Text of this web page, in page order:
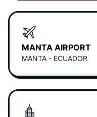
MANTA AIRPORT
MANTA - ECUADOR